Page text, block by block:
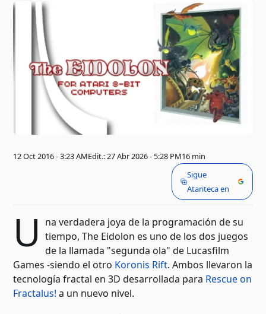
12 Oct 2016 - 3:23 AMEdit.: 27 Abr 2026 - 5:28 PM16 min
Sigue
Atariteca en
U
na verdadera joya de la programación de su
tiempo, The Eidolon es uno de los dos juegos
de la llamada "segunda ola" de Lucasfilm
Games -siendo el otro Koronis Rift. Ambos llevaron la
tecnología fractal en 3D desarrollada para Rescue on
Fractalus! a un nuevo nivel.